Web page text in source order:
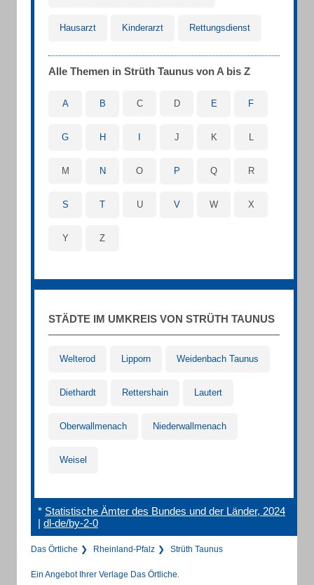
Hausarzt Kinderarzt Rettungsdienst
Alle Themen in Strüth Taunus von A bis Z
A B C D E F
G H J K L
M N O P Q R
S T U V W X
Y Z
STÄDTE IM UMKREIS VON STRÜTH TAUNUS
Welterod Lipporn Weidenbach Taunus
Diethardt Rettershain Lautert
Oberwallmenach Niederwallmenach
Weisel
* Statistische Ämter des Bundes und der Länder, 2024
| dl-de/by-2-0
Das Örtliche Rheinland-Pfalz Strüth Taunus
Ein Angebot Ihrer Verlage Das Örtliche.